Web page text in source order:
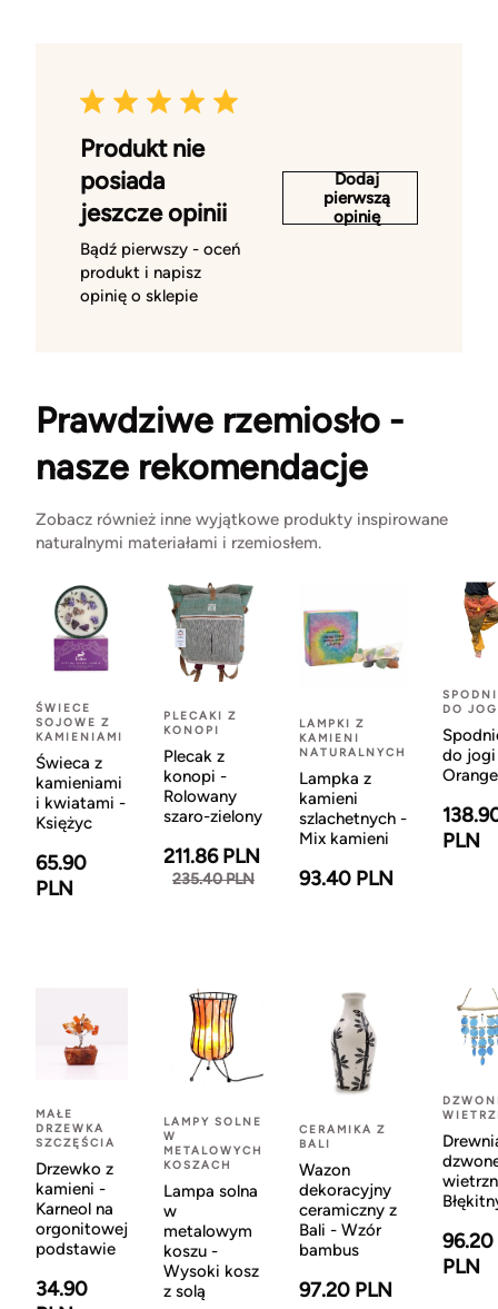
Produkt nie
posiada
jeszcze opinii
Bądź pierwszy - oceń
produkt i napisz
opinię o sklepie
Dodaj
pierwszą
opinię
Prawdziwe rzemiosło -
nasze rekomendacje
Zobacz również inne wyjątkowe produkty inspirowane
naturalnymi materiałami i rzemiosłem.
ŚWIECE
SOJOWE Z
KAMIENIAMI
Świeca z
kamieniami
i kwiatami -
Księżyc
65.90
PLN
PLECAKI Z
KONOPI
Plecak z
konopi -
Rolowany
szaro-zielony
211.86 PLN
235.40 PLN
LAMPKI Z
KAMIENI
NATURALNYCH
Lampka z
kamieni
szlachetnych -
Mix kamieni
93.40 PLN
DO
do
Orange
PLN
MAŁE
DRZEWKA
SZCZĘŚCIA
Drzewko z
kamieni -
Karneol na
orgonitowej
podstawie
34.90
LAMPY SOLNE
W
METALOWYCH
KOSZACH
Lampa solna
w
metalowym
koszu -
Wysoki kosz
z solą
CERAMIKA Z
BALI
Wazon
dekoracyjny
ceramiczny z
Bali - Wzór
bambus
97.20 PLN
96.20
PLN